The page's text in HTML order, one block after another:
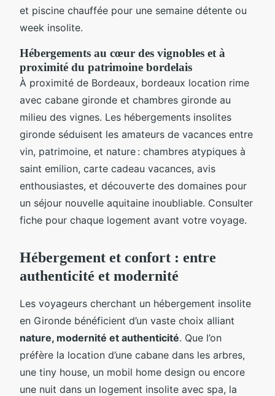
et piscine chauffée pour une semaine détente ou
week insolite.
Hébergements au cœur des vignobles et à
proximité du patrimoine bordelais
À proximité de Bordeaux, bordeaux location rime
avec cabane gironde et chambres gironde au
milieu des vignes. Les hébergements insolites
gironde séduisent les amateurs de vacances entre
vin, patrimoine, et nature : chambres atypiques à
saint emilion, carte cadeau vacances, avis
enthousiastes, et découverte des domaines pour
un séjour nouvelle aquitaine inoubliable. Consulter
fiche pour chaque logement avant votre voyage.
Hébergement et confort : entre
authenticité et modernité
Les voyageurs cherchant un hébergement insolite
en Gironde bénéficient d’un vaste choix alliant
nature, modernité et authenticité. Que l’on
préfère la location d’une cabane dans les arbres,
une tiny house, un mobil home design ou encore
une nuit dans un logement insolite avec spa, la